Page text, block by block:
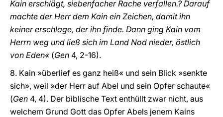
Kain erschlägt, siebenfacher Rache verfallen.? Darauf
machte der Herr dem Kain ein Zeichen, damit ihn
keiner erschlage, der ihn finde. Dann ging Kain vom
Herrn weg und ließ sich im Land Nod nieder, östlich
von Eden« (Gen 4, 2-16).
8. Kain »überlief es ganz heiß« und sein Blick »senkte
sich», weil »der Herr auf Abel und sein Opfer schaute«
(Gen 4, 4). Der biblische Text enthüllt zwar nicht, aus
welchem Grund Gott das Opfer Abels jenem Kains